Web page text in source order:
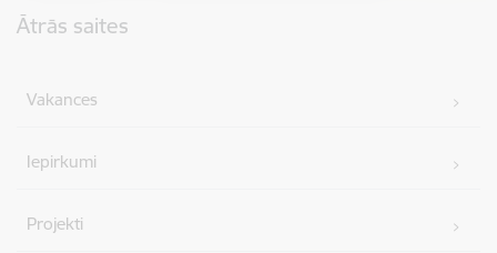
Ātrās saites
Vakances
Iepirkumi
Projekti